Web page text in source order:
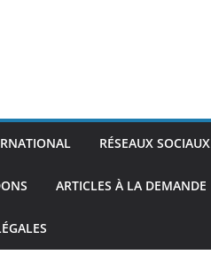
RÉSEAUX SOCIAUX
ARTICLES À LA DEMANDE